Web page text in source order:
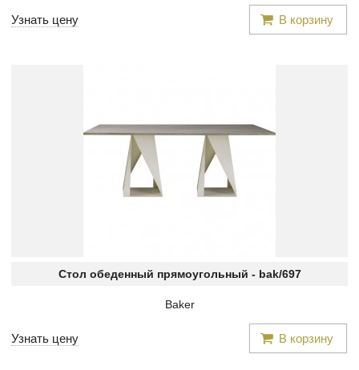
Узнать цену В корзину
Стол обеденный прямоугольный - bak/697
Baker
Узнать цену В корзину